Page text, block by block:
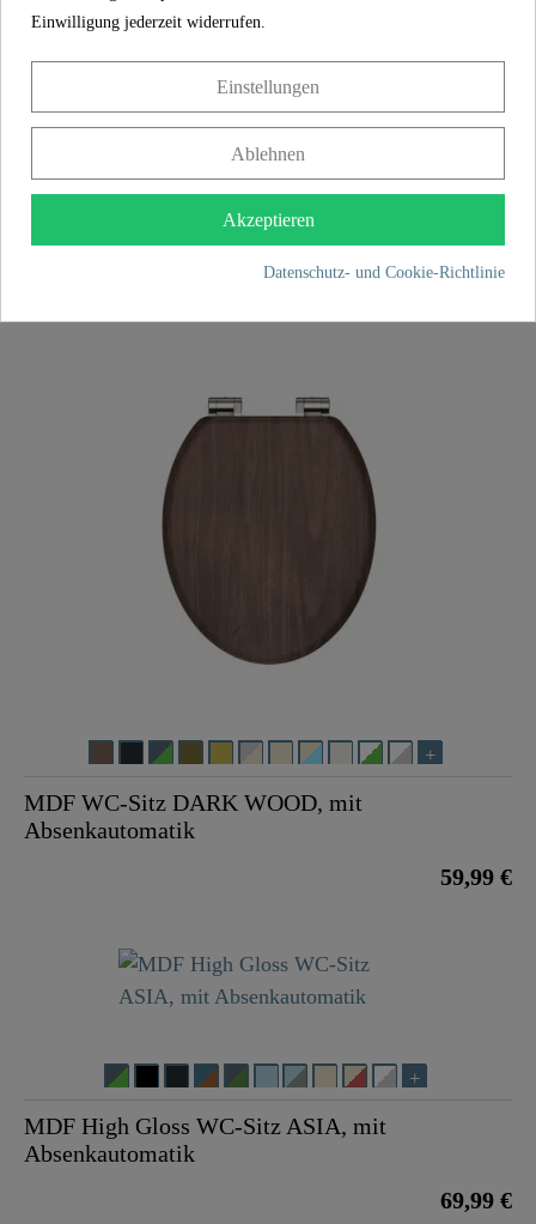
MDF WC-Sitz LIGHT WOOD, mit
MDF WC-Sitz DARK WOOD, mit
Absenkautomatik
59,99 €
MDF High Gloss WC-Sitz ASIA, mit
Absenkautomatik
69,99 €
Einwilligung jederzeit widerrufen.
Einstellungen
Ablehnen
Akzeptieren
Datenschutz- und Cookie-Richtlinie